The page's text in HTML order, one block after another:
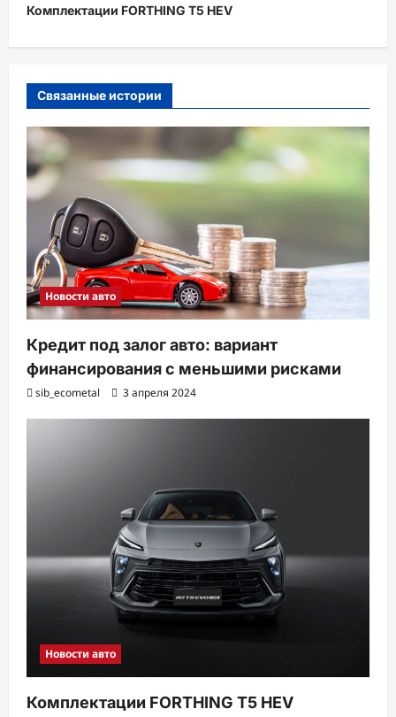
г
а
я
з
а
п
с
и
Комплектации FORTHING T5 HEV
Связанные истории
Новости авто
Кредит под залог авто: вариант
финансирования с меньшими рисками
sib_ecometal 3 апреля 2024
Новости авто
Комплектации FORTHING T5 HEV